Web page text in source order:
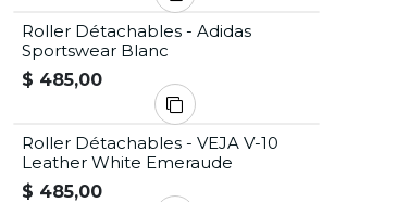
Roller Détachables - Adidas
Sportswear Blanc
$ 485,00
Roller Détachables - VEJA V-10
Leather White Emeraude
$ 485,00